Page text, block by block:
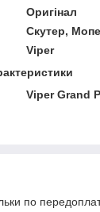
Оригінал
Скутер,
Viper
Viper Grand
по